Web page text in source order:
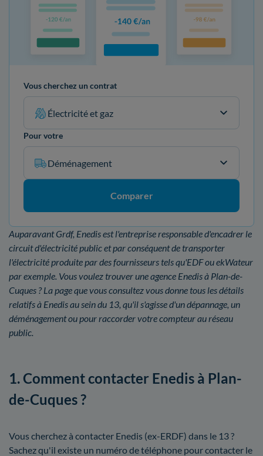
Vous cherchez un contrat
Électricité et gaz
Pour votre
Déménagement
Comparer
Auparavant Grdf, Enedis est l'entreprise responsable d'encadrer le
circuit d'électricité public et par conséquent de transporter
l'électricité produite par des fournisseurs tels qu'EDF ou ekWateur
par exemple. Vous voulez trouver une agence Enedis à Plan-de-
Cuques ? La page que vous consultez vous donne tous les détails
relatifs à Enedis au sein du 13, qu'il s'agisse d'un dépannage, un
déménagement ou pour raccorder votre compteur au réseau
public.
1. Comment contacter Enedis à Plan-
de-Cuques ?
Vous cherchez à contacter Enedis (ex-ERDF) dans le 13 ?
Sachez qu'il existe un numéro de téléphone pour contacter le